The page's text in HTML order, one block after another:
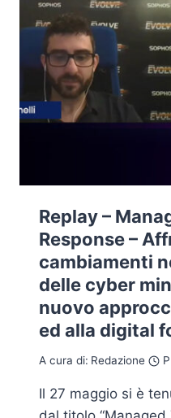
Replay –
Response –
cambiamenti
delle cyber
nuovo
ed alla digital
A cura di: Redazione
Il 27 maggio si è